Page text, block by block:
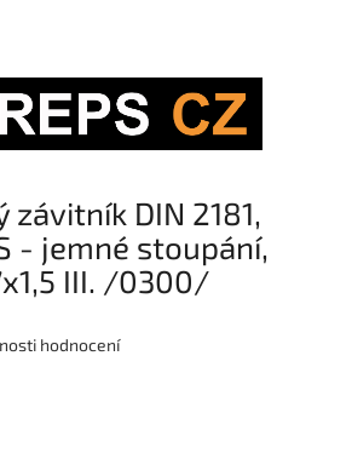
závitník DIN 2181,
- jemné stoupání,
III. /0300/
hodnocení